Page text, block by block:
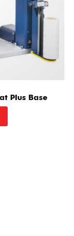
Plus Base